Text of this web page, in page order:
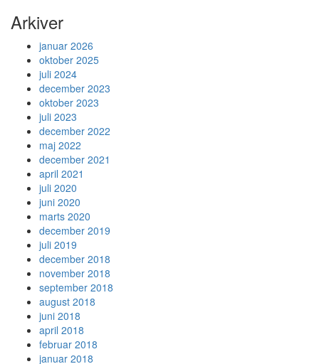
Arkiver
januar 2026
oktober 2025
juli 2024
december 2023
oktober 2023
juli 2023
december 2022
maj 2022
december 2021
april 2021
juli 2020
juni 2020
marts 2020
december 2019
juli 2019
december 2018
november 2018
september 2018
august 2018
juni 2018
april 2018
februar 2018
januar 2018